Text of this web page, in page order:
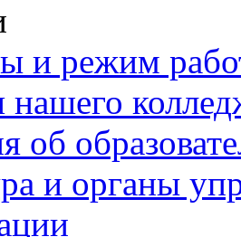
и режим
нашего
об
и органы